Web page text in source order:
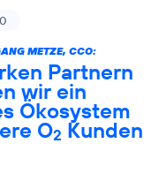
METZE, CCO:
Partnern
wir ein
Ökosystem
O2 Kunden